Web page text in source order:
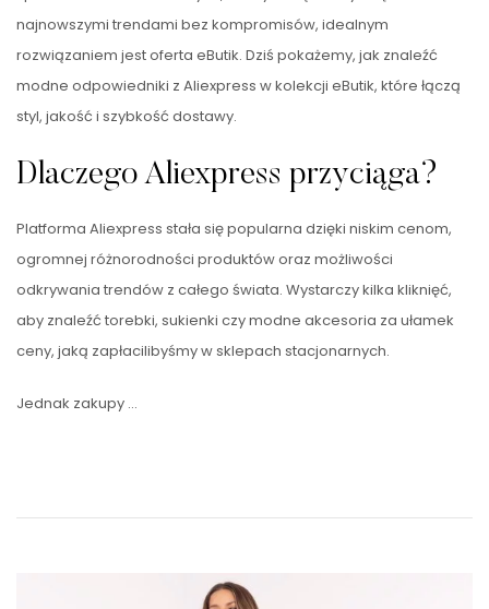
najnowszymi trendami bez kompromisów, idealnym
rozwiązaniem jest oferta eButik. Dziś pokażemy, jak znaleźć
modne odpowiedniki z Aliexpress w kolekcji eButik, które łączą
styl, jakość i szybkość dostawy.
Dlaczego Aliexpress przyciąga?
Platforma Aliexpress stała się popularna dzięki niskim cenom,
ogromnej różnorodności produktów oraz możliwości
odkrywania trendów z całego świata. Wystarczy kilka kliknięć,
aby znaleźć torebki, sukienki czy modne akcesoria za ułamek
ceny, jaką zapłacilibyśmy w sklepach stacjonarnych.
Jednak zakupy …